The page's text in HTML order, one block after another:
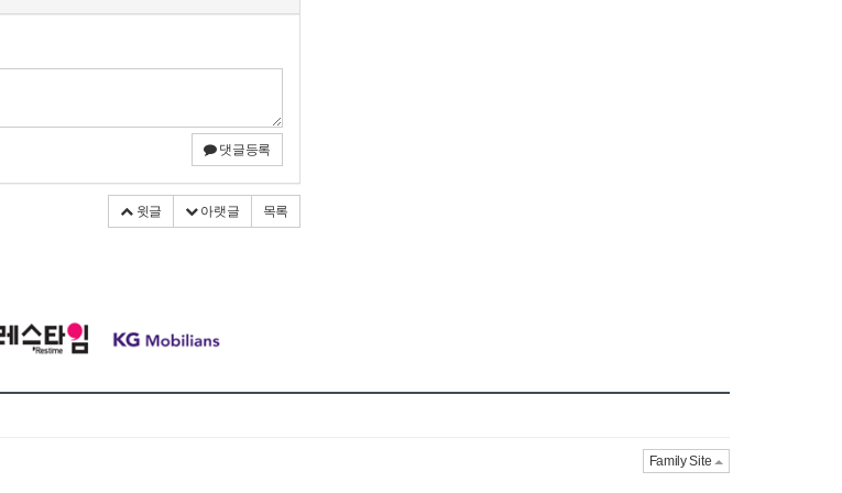
댓글등록
윗글 아랫글 목록
Family Site